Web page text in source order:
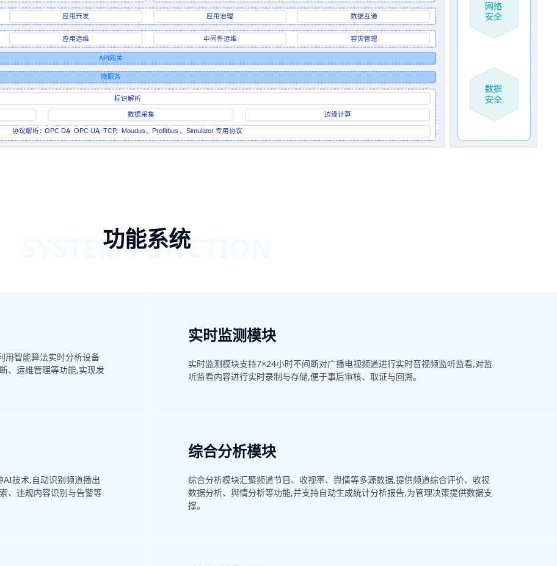
应用开发 应用治理 数据互通
数据采集 边缘计算
协议解析：OPC DA、OPC UA、TCP、 Moudus Profitbus Simulator 专用协议
标识解析
API 网关
应用运维 中间件运维 容灾管理
微服务
网络
安全
数据
安全
功能系统
SYSTEM FUNCTION
用智能算法实时分析设备
、运维管理等功能,实现发
实时监测模块
实时监测模块支持7×24小时不间断对广播电视频道进行实时音视频监听监看,对监
听监看内容进行实时录制与存储,便于事后审核、取证与回溯。
AI技术,自动识别频道播出
、违规内容识别与告警等
综合分析模块
综合分析模块汇聚频道节目、收视率、舆情等多源数据,提供频道综合评价、收视
数据分析、舆情分析等功能,并支持自动生成统计分析报告,为管理决策提供数据支
撑。